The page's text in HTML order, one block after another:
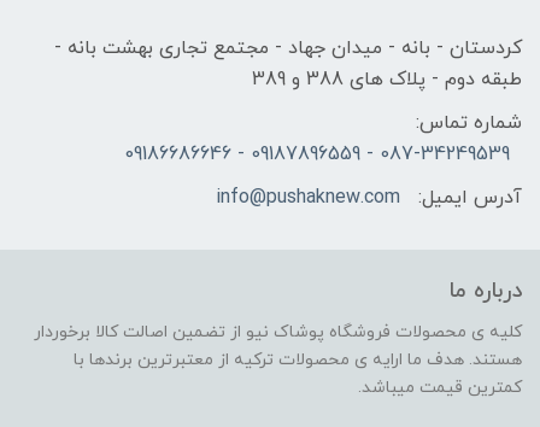
کردستان - بانه - میدان جهاد - مجتمع تجاری بهشت بانه -
طبقه دوم - پلاک های 388 و 389
شماره تماس:
087-34249539 - 09187896559 - 09186686646
آدرس ایمیل:
info@pushaknew.com
درباره ما
کلیه ی محصولات فروشگاه پوشاک نیو از تضمین اصالت کالا برخوردار
هستند. هدف ما ارایه ی محصولات ترکیه از معتبرترین برندها با
کمترین قیمت میباشد.